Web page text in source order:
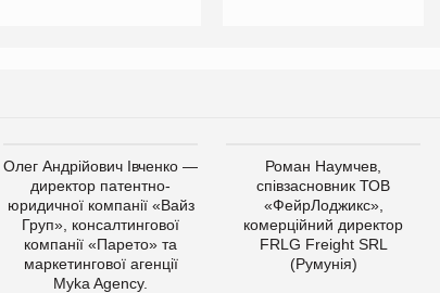
Олег Андрійович Івченко —
директор патентно-
юридичної компанії «Вайз
Груп», консалтингової
компанії «Парето» та
маркетингової агенції
Myka Agency.
Роман Наумчев,
співзасновник ТОВ
«ФейрЛоджикс»,
комерційний директор
FRLG Freight SRL
(Румунія)